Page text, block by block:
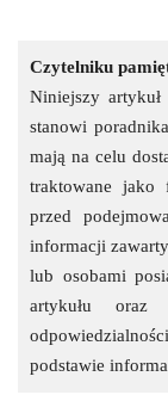
Czytelniku
Niniejszy
stanowi
mają na celu
traktowane jako
przed
informacji
lub osobami
artykułu
podstawie